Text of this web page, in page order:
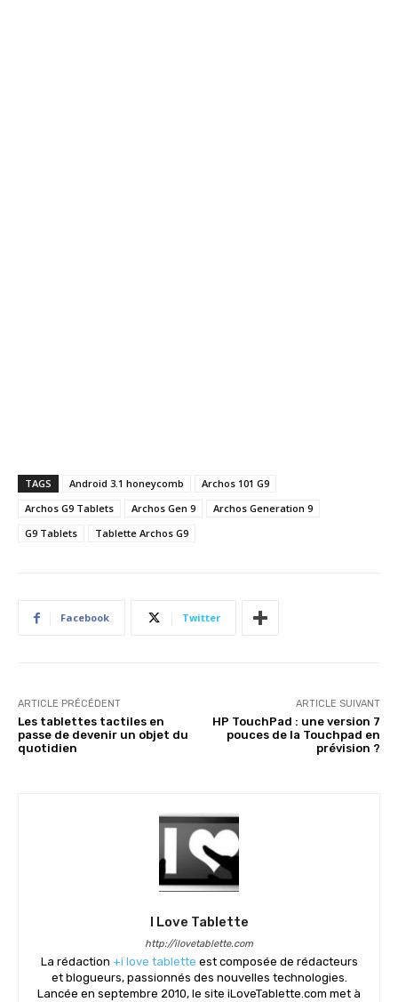
TAGS Android 3.1 honeycomb
Archos 101 G9
Archos G9 Tablets
Archos Gen 9
Archos Generation 9
G9 Tablets
Tablette Archos G9
Facebook Twitter
ARTICLE PRÉCÉDENT
Les tablettes tactiles en
passe de devenir un objet du
quotidien
ARTICLE SUIVANT
HP TouchPad : une version 7
pouces de la Touchpad en
prévision ?
I Love Tablette
http://ilovetablette.com
La rédaction +i love tablette est composée de rédacteurs
et blogueurs, passionnés des nouvelles technologies.
Lancée en septembre 2010, le site iLoveTablette.com met à